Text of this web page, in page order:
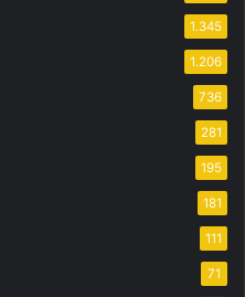
1.345
1.206
736
281
195
181
111
71